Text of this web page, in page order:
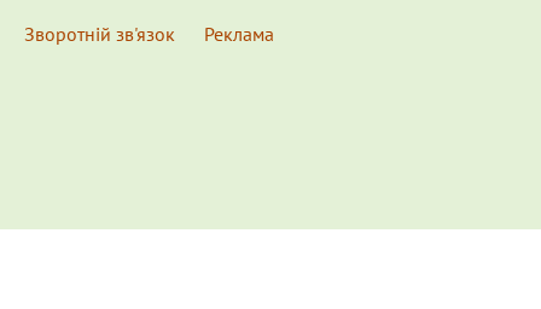
Зворотній зв'язок
Реклама